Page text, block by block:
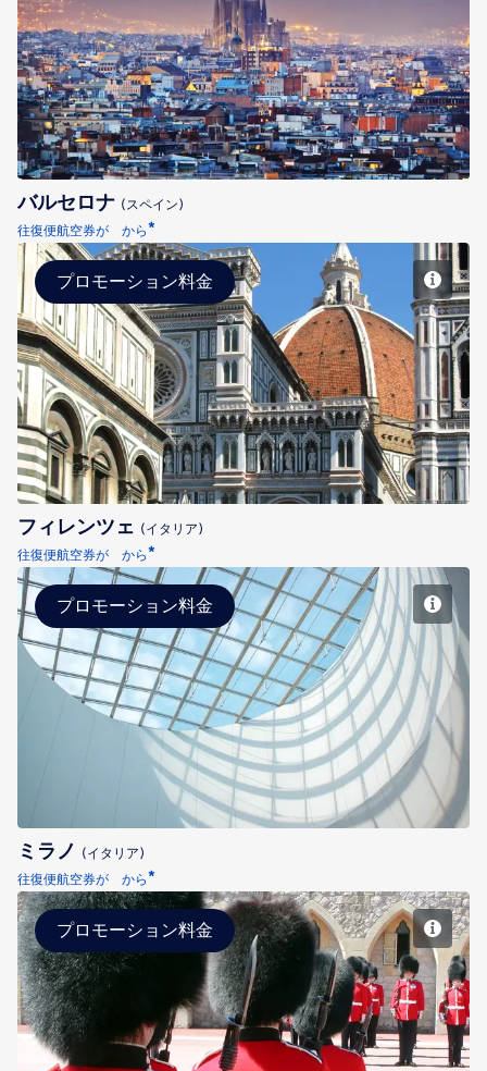
バルセロナ
バルセロナ (スペイン)
往復便航空券が から*
フィレンツェ
プロモーション料金
フィレンツェ (イタリア)
往復便航空券が から*
ミラノ
プロモーション料金
ミラノ
(イタリア)
往復便航空券が から*
ロンドン
プロモーション料金